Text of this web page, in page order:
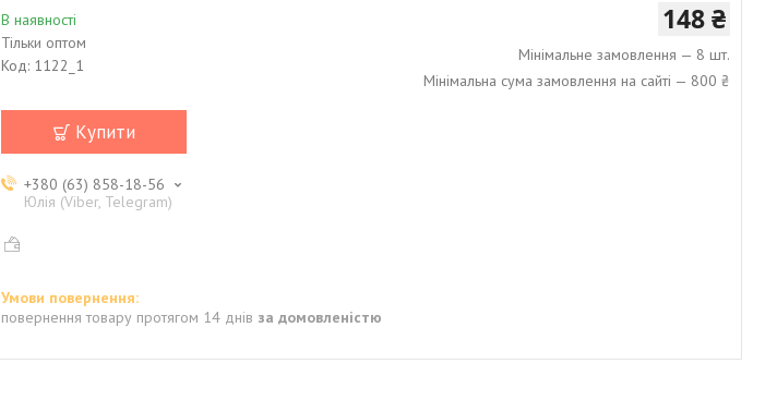
В наявності
Тільки оптом
Код: 1122_1
148 ₴
Мінімальне замовлення — 8 шт.
Мінімальна сума замовлення на сайті — 800 ₴
Купити
+380 (63) 858-18-56
Юлія (Viber, Telegram)
повернення товару протягом 14 днів за домовленістю